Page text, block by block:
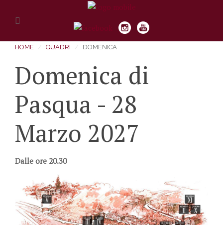
HOME QUADRI DOMENICA
Domenica di
Pasqua - 28
Marzo 2027
Dalle ore 20.30